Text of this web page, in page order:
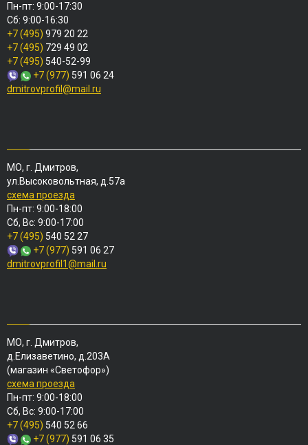
Пн-пт: 9:00-17:30
Сб: 9:00-16:30
+7 (495) 979 20 22
+7 (495) 729 49 02
+7 (495) 540-52-99
+7 (977) 591 06 24
dmitrovprofil@mail.ru
МО, г. Дмитров,
ул.Высоковольтная, д.57а
схема проезда
Пн-пт: 9:00-18:00
Сб, Вс: 9:00-17:00
+7 (495) 540 52 27
+7 (977) 591 06 27
dmitrovprofil1@mail.ru
МО, г. Дмитров,
д.Елизаветино, д.203А
(магазин «Светофор»)
схема проезда
Пн-пт: 9:00-18:00
Сб, Вс: 9:00-17:00
+7 (495) 540 52 66
+7 (977) 591 06 35